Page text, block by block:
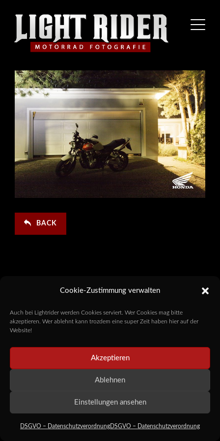
Cookie-Zustimmung verwalten
Auch bei Lightrider werden Cookies serviert. Wer Cookies mag bitte
akzeptieren. Wer ablehnt kann trozdem eine super Zeit haben hier auf der
Website!
Akzeptieren
Ablehnen
Einstellungen ansehen
DSGVO – Datenschutzverordnung DSGVO – Datenschutzverordnung
BACK